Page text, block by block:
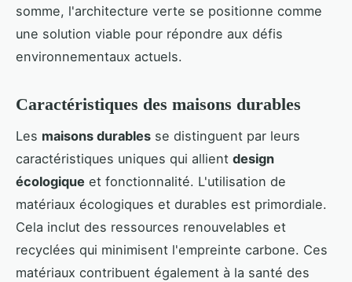
somme, l'architecture verte se positionne comme
une solution viable pour répondre aux défis
environnementaux actuels.
Caractéristiques des maisons durables
Les maisons durables se distinguent par leurs
caractéristiques uniques qui allient design
écologique et fonctionnalité. L'utilisation de
matériaux écologiques et durables est primordiale.
Cela inclut des ressources renouvelables et
recyclées qui minimisent l'empreinte carbone. Ces
matériaux contribuent également à la santé des